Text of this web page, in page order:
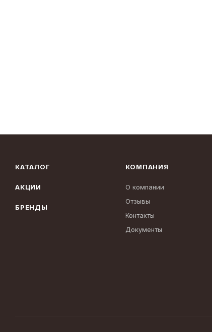
КАТАЛОГ
АКЦИИ
БРЕНДЫ
КОМПАНИЯ
О компании
Отзывы
Контакты
Документы